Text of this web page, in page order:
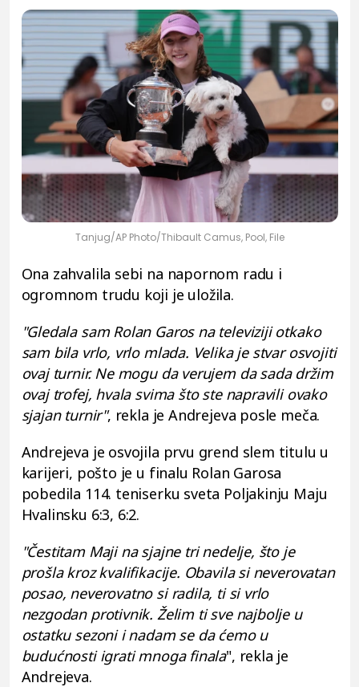
Tanjug/AP Photo/Thibault Camus, Pool, File
Ona zahvalila sebi na napornom radu i
ogromnom trudu koji je uložila.
"Gledala sam Rolan Garos na televiziji otkako
sam bila vrlo, vrlo mlada. Velika je stvar osvojiti
ovaj turnir. Ne mogu da verujem da sada držim
ovaj trofej, hvala svima što ste napravili ovako
sjajan turnir", rekla je Andrejeva posle meča.
Andrejeva je osvojila prvu grend slem titulu u
karijeri, pošto je u finalu Rolan Garosa
pobedila 114. teniserku sveta Poljakinju Maju
Hvalinsku 6:3, 6:2.
"Čestitam Maji na sjajne tri nedelje, što je
prošla kroz kvalifikacije. Obavila si neverovatan
posao, neverovatno si radila, ti si vrlo
nezgodan protivnik. Želim ti sve najbolje u
ostatku sezoni i nadam se da ćemo u
budućnosti igrati mnoga finala", rekla je
Andrejeva.